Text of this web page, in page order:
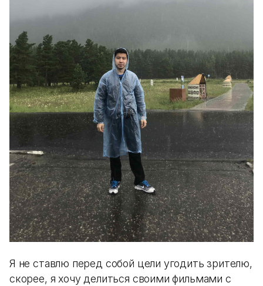
Я не ставлю перед собой цели угодить зрителю,
скорее, я хочу делиться своими фильмами с